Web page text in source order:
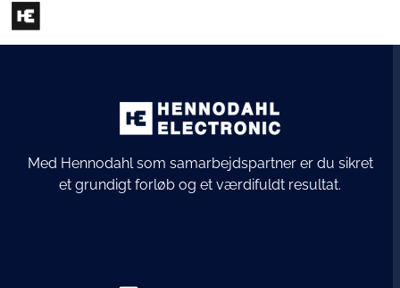
Med Hennodahl som samarbejdspartner er du sikret
et grundigt forløb og et værdifuldt resultat.